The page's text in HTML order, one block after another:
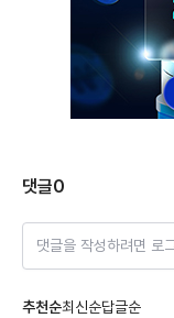
댓글0
댓글을 작성하려면 로
추천순최신순답글순